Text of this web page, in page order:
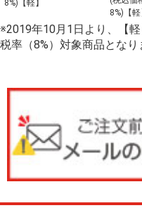
8%)【軽】
8%)【軽
※2019年10月1日より、【
税率（8%）対象商品となり